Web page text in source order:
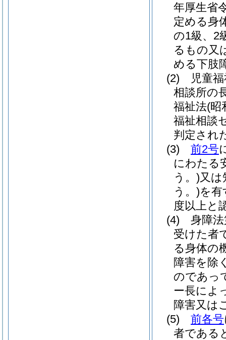
年厚生省
定める身
の1級、2
るもの又
める下肢
(2)
児童
相談所の
福祉法(昭
福祉相談
判定され
(3)
前2号
にわたる
う。)又
う。)を
度以上と
(4)
身障
受けた者
る身体の
障害を除
のであっ
ー長によ
障害又は
(5)
前各号
者である